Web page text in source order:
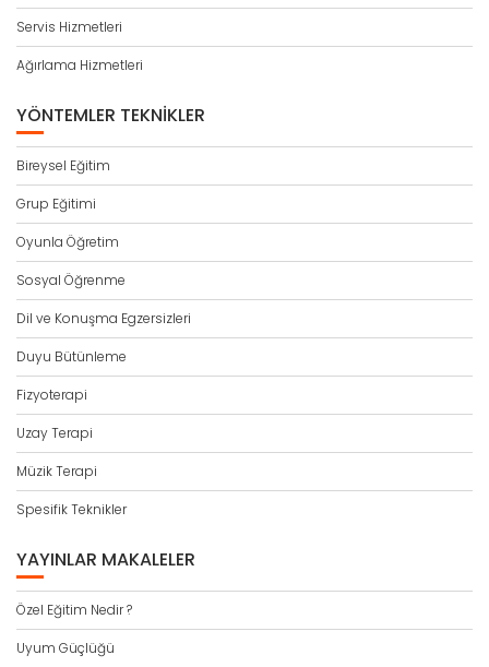
Servis Hizmetleri
Ağırlama Hizmetleri
YÖNTEMLER TEKNIKLER
Bireysel Eğitim
Grup Eğitimi
Oyunla Öğretim
Sosyal Öğrenme
Dil ve Konuşma Egzersizleri
Duyu Bütünleme
Fizyoterapi
Uzay Terapi
Müzik Terapi
Spesifik Teknikler
YAYINLAR MAKALELER
Özel Eğitim Nedir ?
Uyum Güçlüğü